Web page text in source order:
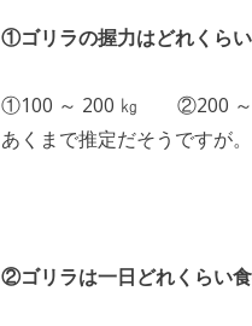
①ゴリラの握力はどれくら
①100 ～ 200 ㎏ ②200
あくまで推定だそうですが。
②ゴリラは一日どれくらい